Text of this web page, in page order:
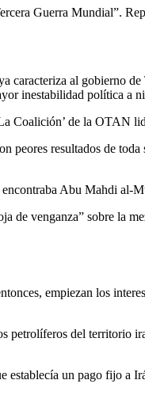
Guerra Mundial”.
caracteriza al gobierno
inestabilidad política a
Coalición’ de la OTAN
resultados de toda
Abu Mahdi al-
de venganza” sobre la
empiezan los
petrolíferos del territorio
un pago fijo a